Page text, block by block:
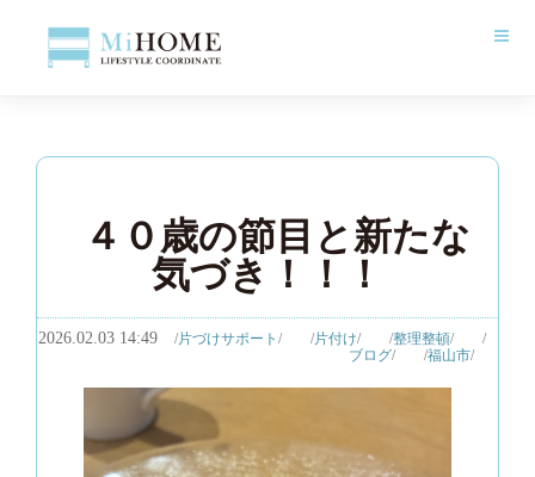
４０歳の節目と新たな
気づき！！！
2026.02.03 14:49 片づけサポート 片付け
整理整頓
ブログ
福山市